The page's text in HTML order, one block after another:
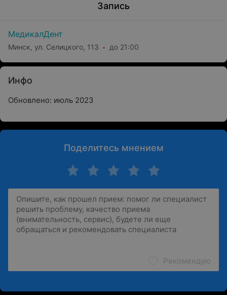
Запись
МедикалДент
Минск, ул. Селицкого, 113 до 21:00
Инфо
Обновлено: июль 2023
Поделитесь мнением
Рекомендую